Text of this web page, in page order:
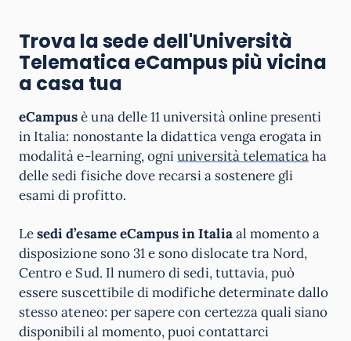
Trova la sede dell'Università
Telematica eCampus più vicina
a casa tua
eCampusè una delle 11 università online presenti
in Italia: nonostante la didattica venga erogata in
modalità e-learning, ogniuniversità telematicaha
delle sedi fisiche dove recarsi a sostenere gli
esami di profitto.
Lesedi d’esame eCampus in Italiaal momento a
disposizione sono 31 e sono dislocate tra Nord,
Centro e Sud. Il numero di sedi, tuttavia, può
essere suscettibile di modifiche determinate dallo
stesso ateneo: per sapere con certezza quali siano
disponibili al momento, puoi contattarci